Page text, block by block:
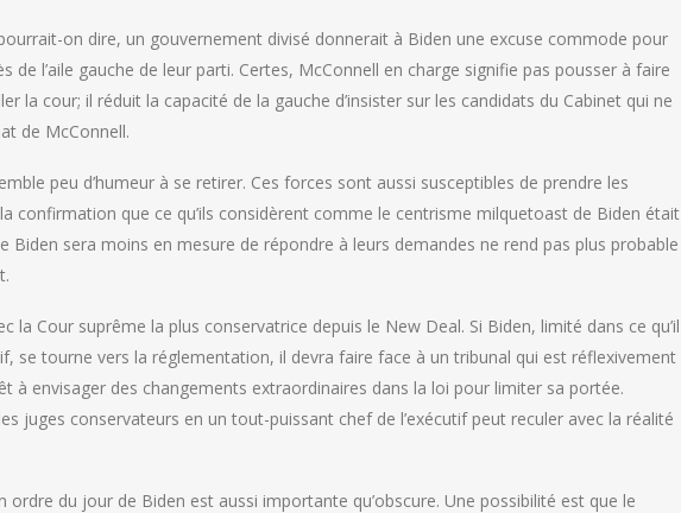
on dire, un gouvernement divisé donnerait à Biden une excuse commode pour
de l’aile gauche de leur parti. Certes, McConnell en charge signifie pas pousser à faire
la cour; il réduit la capacité de la gauche d’insister sur les candidats du Cabinet qui ne
de McConnell.
peu d’humeur à se retirer. Ces forces sont aussi susceptibles de prendre les
confirmation que ce qu’ils considèrent comme le centrisme milquetoast de Biden était
Biden sera moins en mesure de répondre à leurs demandes ne rend pas plus probable
la Cour suprême la plus conservatrice depuis le New Deal. Si Biden, limité dans ce qu’il
se tourne vers la réglementation, il devra faire face à un tribunal qui est réflexivement
à envisager des changements extraordinaires dans la loi pour limiter sa portée.
juges conservateurs en un tout-puissant chef de l’exécutif peut reculer avec la réalité
ordre du jour de Biden est aussi importante qu’obscure. Une possibilité est que le